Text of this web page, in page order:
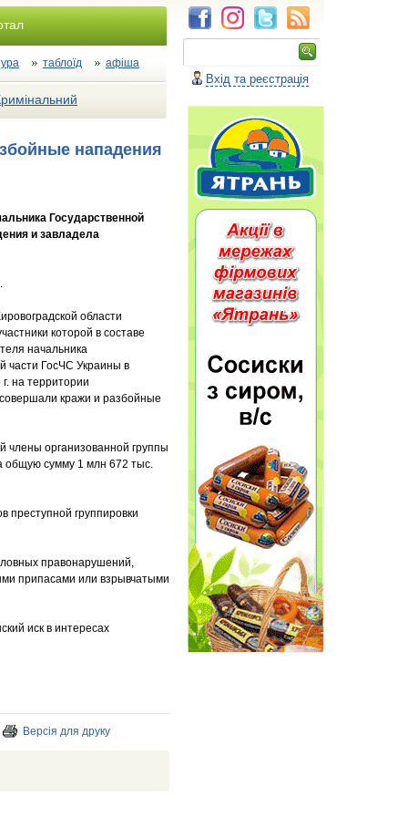
таблоїд афіша
нападения
Государственной
и завладела
области
которой в составе
начальника
части ГосЧС Украины в
на территории
кражи и разбойные
члены организованной группы
общую сумму 1 млн 672 тыс.
преступной группировки
правонарушений,
припасами или взрывчатыми
иск в интересах
Версія для друку
Вхід та реєстрація